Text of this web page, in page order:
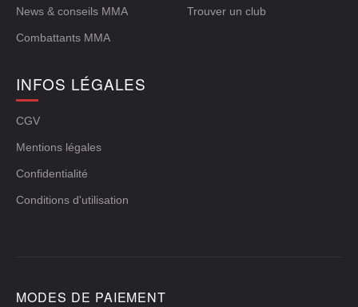
News & conseils MMA
Combattants MMA
Trouver un club
INFOS LÉGALES
CGV
Mentions légales
Confidentialité
Conditions d'utilisation
MODES DE PAIEMENT